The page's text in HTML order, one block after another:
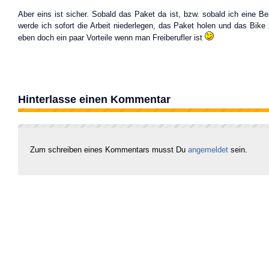
Aber eins ist sicher. Sobald das Paket da ist, bzw. sobald ich eine
werde ich sofort die Arbeit niederlegen, das Paket holen und das Bike
eben doch ein paar Vorteile wenn man Freiberufler ist
Hinterlasse einen Kommentar
Zum schreiben eines Kommentars musst Du angemeldet sein.